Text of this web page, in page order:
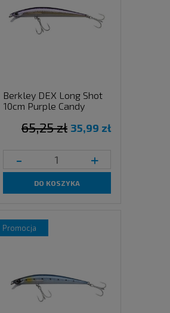
Berkley DEX Long Shot
10cm Purple Candy
35,99 zł
65,25 zł
- +
DO KOSZYKA
promocja